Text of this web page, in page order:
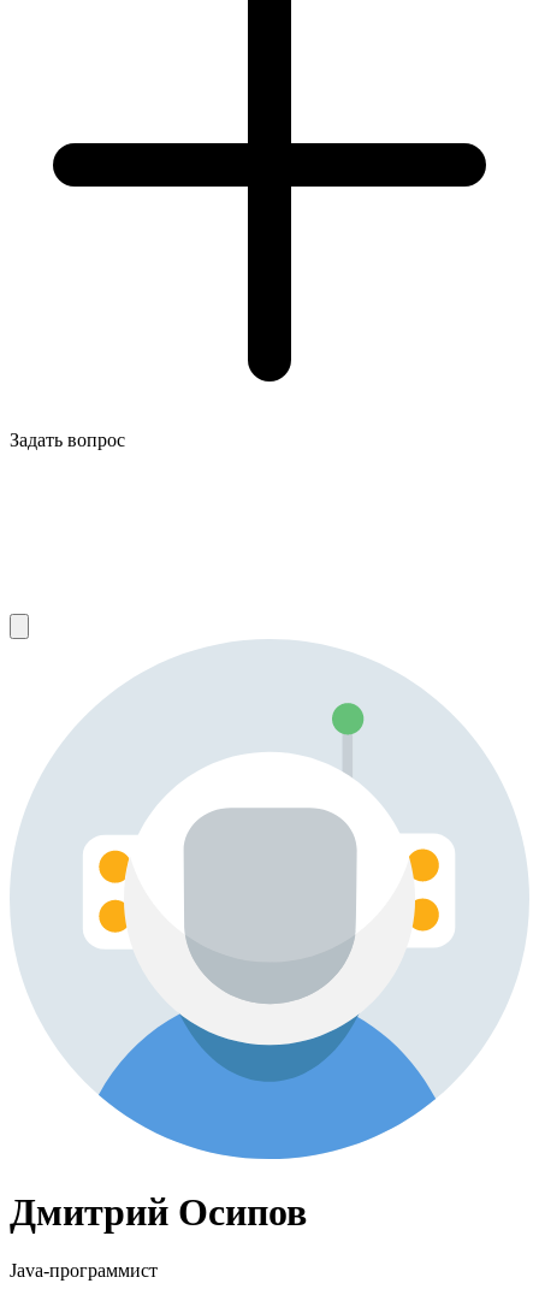
Задать вопрос
Дмитрий Осипов
Java-программист